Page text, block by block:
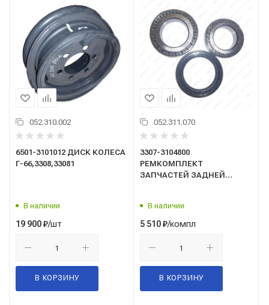
052.310.002
6501-3101012 ДИСК КОЛЕСА
Г-66,3308,33081
В наличии
19 900₽/шт
В КОРЗИНУ
052.311.070
3307-3104800
РЕМКОМПЛЕКТ
ЗАПЧАСТЕЙ ЗАДНЕЙ
В наличии
5 510₽/компл
В КОРЗИНУ